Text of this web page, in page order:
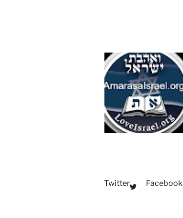
Twitter Facebook